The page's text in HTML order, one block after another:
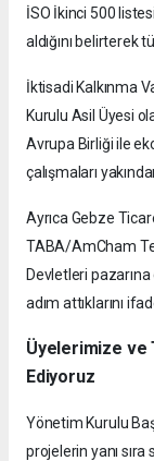
İSO İkinci 500
aldığını belirterek
İktisadi Kalkınma
Kurulu Asil Üyesi
Avrupa Birliği ile
çalışmaları
Ayrıca Gebze
TABA/AmCham
Devletleri
adım attıklarını
Üyelerimize ve
Ediyoruz
Yönetim Kurulu
projelerin yanı sıra